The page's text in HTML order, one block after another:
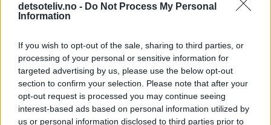
detsoteliv.no - Do Not Process My Personal
Information
If you wish to opt-out of the sale, sharing to third parties, or
processing of your personal or sensitive information for
targeted advertising by us, please use the below opt-out
section to confirm your selection. Please note that after your
opt-out request is processed you may continue seeing
interest-based ads based on personal information utilized by
us or personal information disclosed to third parties prior to